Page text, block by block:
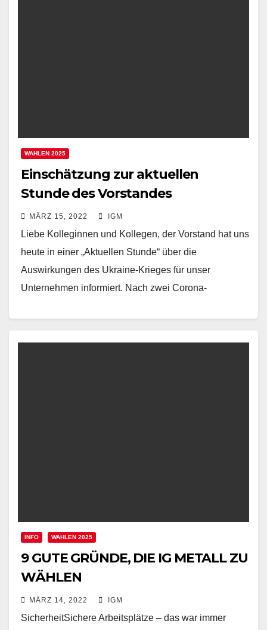
WAHLEN 2025
Einschätzung zur aktuellen
Stunde des Vorstandes
MÄRZ 15, 2022 IGM
Liebe Kolleginnen und Kollegen, der Vorstand hat uns
heute in einer „Aktuellen Stunde“ über die
Auswirkungen des Ukraine-Krieges für unser
Unternehmen informiert. Nach zwei Corona-
INFO WAHLEN 2025
9 GUTE GRÜNDE, DIE IG METALL ZU
WÄHLEN
MÄRZ 14, 2022 IGM
SicherheitSichere Arbeitsplätze – das war immer